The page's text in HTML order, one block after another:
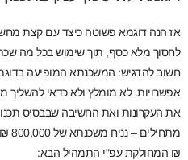
אז הנה דוגמא פשוטה כיצד עם קצת
לחסוך מלא כסף, תוך שימוש בכל מה
חשוב להדגיש: המשכנתא המופיעה
אפשרויות. לא מומלץ ולא כדאי להשליך
את העקרונות ואת החשיבה שבבסיס
₪ המחולקת עפ"י התמהיל הבא: